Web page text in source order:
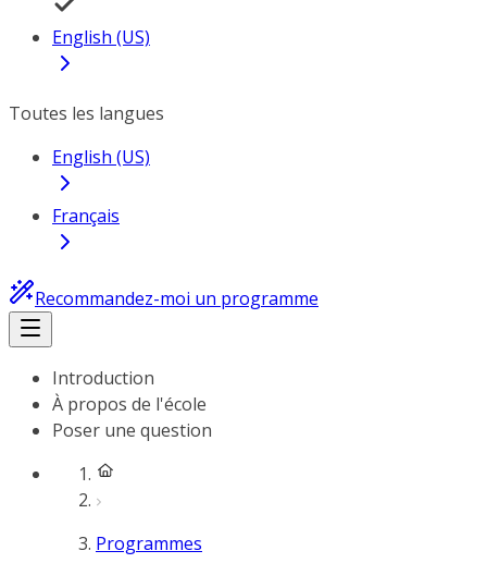
English (US)
Toutes les langues
English (US)
Français
Recommandez-moi un programme
Introduction
À propos de l'école
Poser une question
Programmes